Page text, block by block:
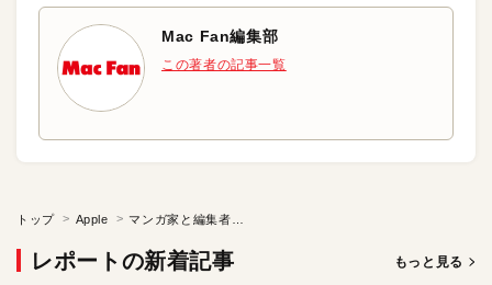
Mac Fan編集部
この著者の記事一覧
トップ Apple
レポートの新着記事 もっと見る